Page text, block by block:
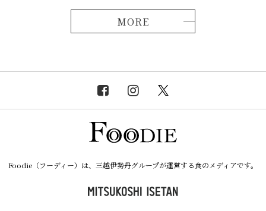
MORE
Foodie（フーディー）は、三越伊勢丹グループが運営する食のメディアです。